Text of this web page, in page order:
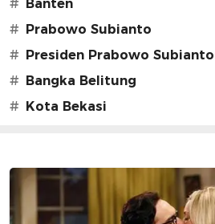
#
Banten
#
Prabowo Subianto
#
Presiden Prabowo Subianto
#
Bangka Belitung
#
Kota Bekasi